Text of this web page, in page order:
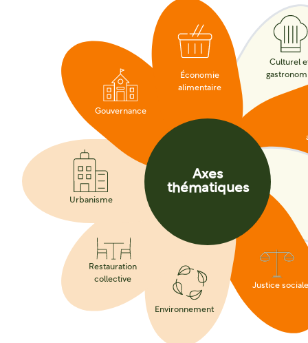
Axes
thématiques
Économie
alimentaire
Culturel
Justice sociale
Environnement
Restauration
collective
Urbanisme
Gouvernance